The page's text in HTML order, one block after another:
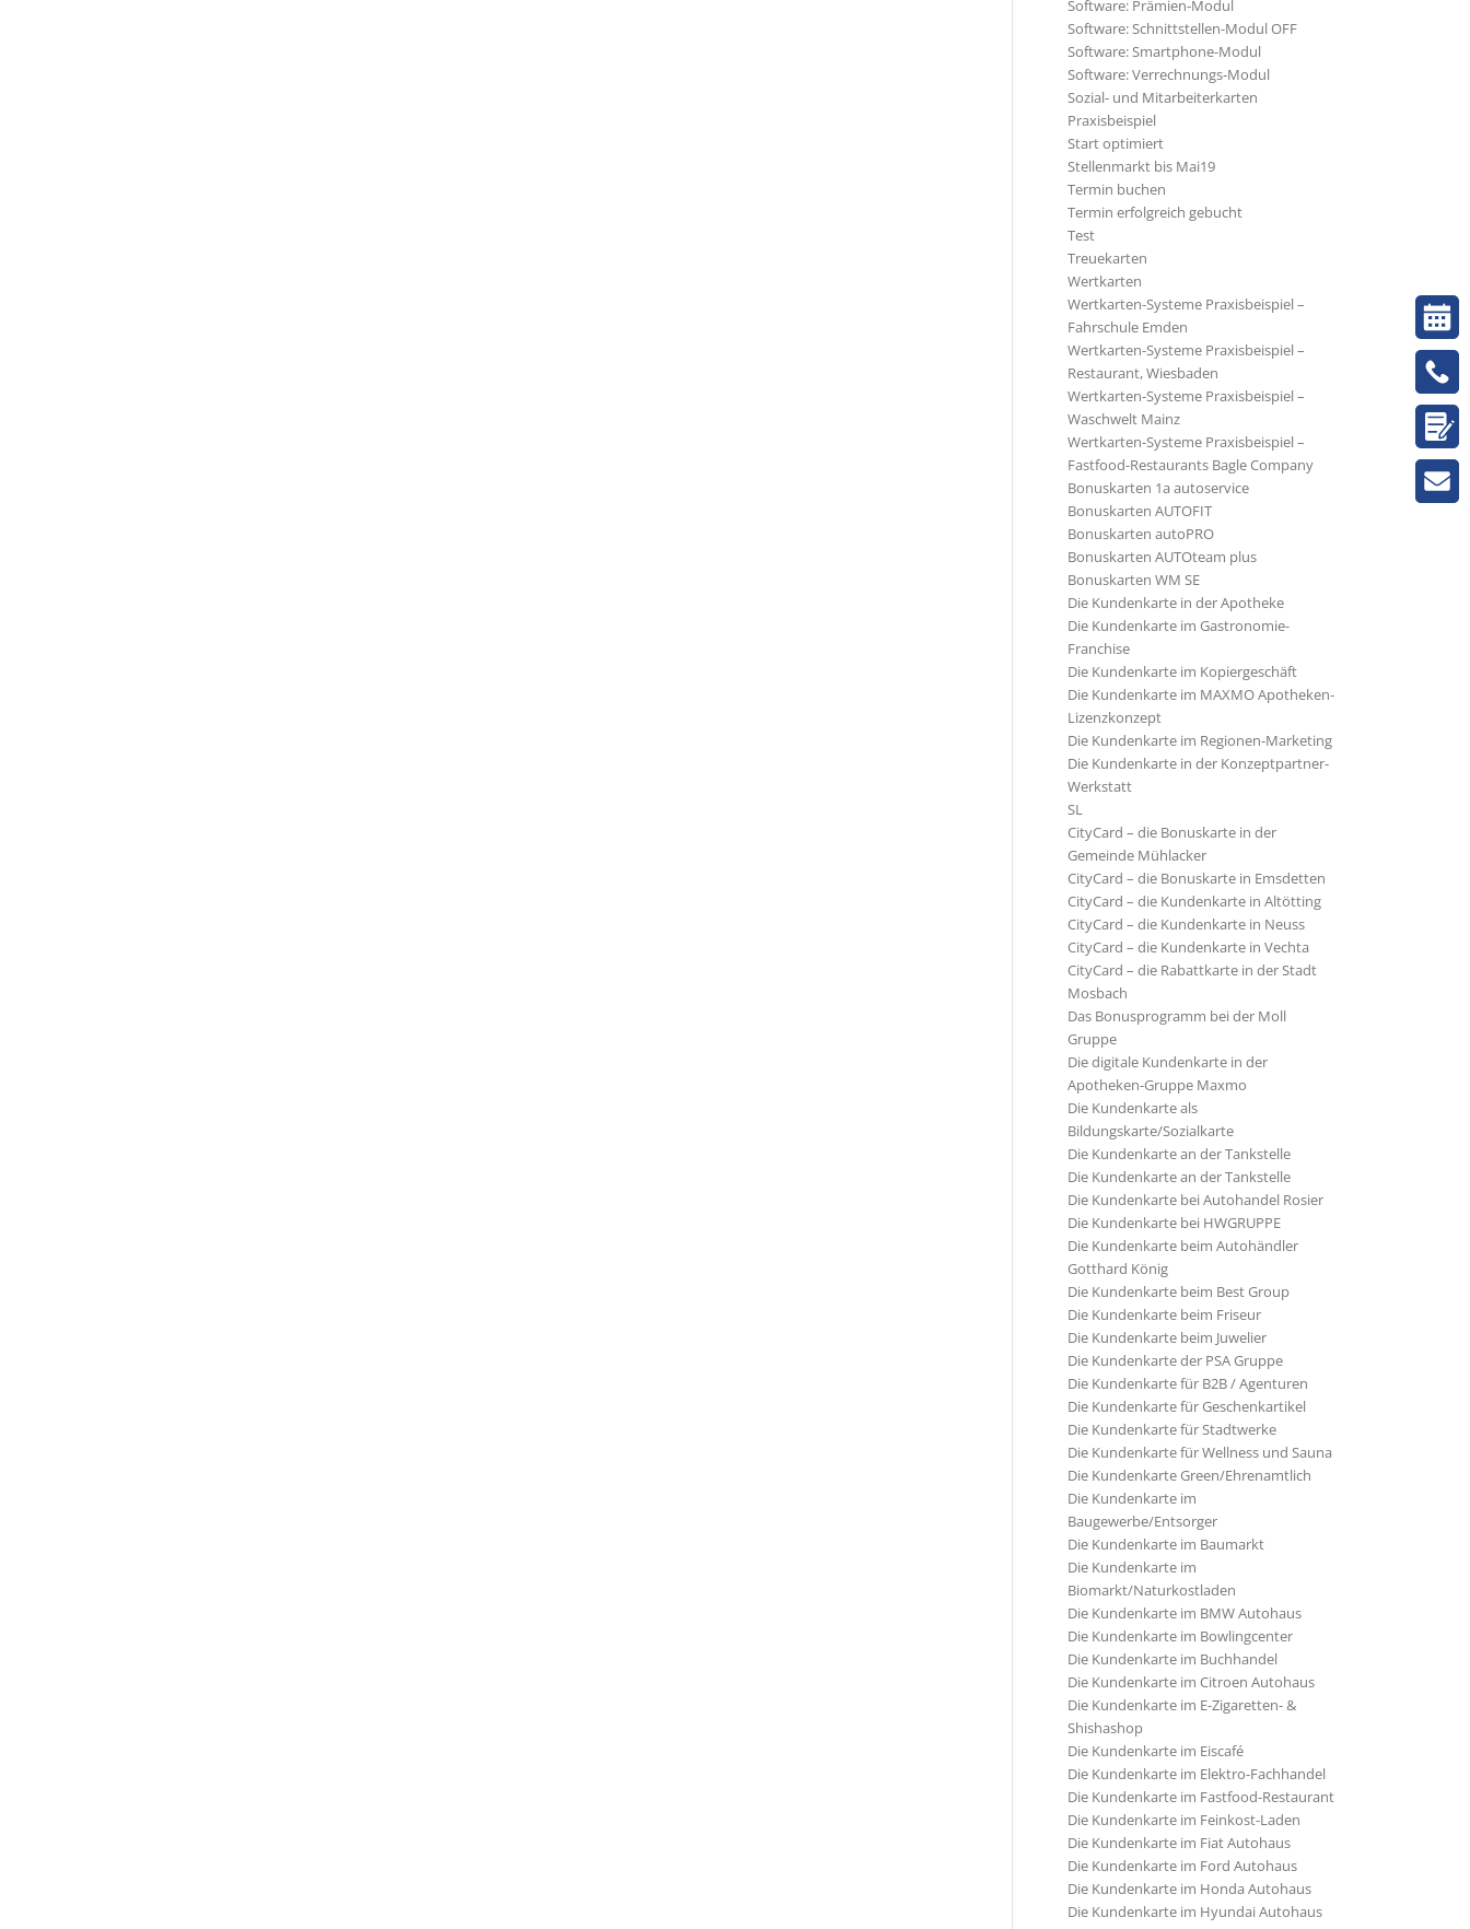
Software: Prämien-Modul
Software: Schnittstellen-Modul OFF
Software: Smartphone-Modul
Software: Verrechnungs-Modul
Sozial- und Mitarbeiterkarten
Praxisbeispiel
Start optimiert
Stellenmarkt bis Mai19
Termin buchen
Termin erfolgreich gebucht
Test
Treuekarten
Wertkarten
Wertkarten-Systeme Praxisbeispiel –
Fahrschule Emden
Wertkarten-Systeme Praxisbeispiel –
Restaurant, Wiesbaden
Wertkarten-Systeme Praxisbeispiel –
Waschwelt Mainz
Wertkarten-Systeme Praxisbeispiel –
Fastfood-Restaurants Bagle Company
Bonuskarten 1a autoservice
Bonuskarten AUTOFIT
Bonuskarten autoPRO
Bonuskarten AUTOteam plus
Bonuskarten WM SE
Die Kundenkarte in der Apotheke
Die Kundenkarte im Gastronomie-
Franchise
Die Kundenkarte im Kopiergeschäft
Die Kundenkarte im MAXMO Apotheken-
Lizenzkonzept
Die Kundenkarte im Regionen-Marketing
Die Kundenkarte in der Konzeptpartner-
Werkstatt
SL
CityCard – die Bonuskarte in der
Gemeinde Mühlacker
CityCard – die Bonuskarte in Emsdetten
CityCard – die Kundenkarte in Altötting
CityCard – die Kundenkarte in Neuss
CityCard – die Kundenkarte in Vechta
CityCard – die Rabattkarte in der Stadt
Mosbach
Das Bonusprogramm bei der Moll
Gruppe
Die digitale Kundenkarte in der
Apotheken-Gruppe Maxmo
Die Kundenkarte als
Bildungskarte/Sozialkarte
Die Kundenkarte an der Tankstelle
Die Kundenkarte an der Tankstelle
Die Kundenkarte bei Autohandel Rosier
Die Kundenkarte bei HWGRUPPE
Die Kundenkarte beim Autohändler
Gotthard König
Die Kundenkarte beim Best Group
Die Kundenkarte beim Friseur
Die Kundenkarte beim Juwelier
Die Kundenkarte der PSA Gruppe
Die Kundenkarte für B2B / Agenturen
Die Kundenkarte für Geschenkartikel
Die Kundenkarte für Stadtwerke
Die Kundenkarte für Wellness und Sauna
Die Kundenkarte Green/Ehrenamtlich
Die Kundenkarte im
Baugewerbe/Entsorger
Die Kundenkarte im Baumarkt
Die Kundenkarte im
Biomarkt/Naturkostladen
Die Kundenkarte im BMW Autohaus
Die Kundenkarte im Bowlingcenter
Die Kundenkarte im Buchhandel
Die Kundenkarte im Citroen Autohaus
Die Kundenkarte im E-Zigaretten- &
Shishashop
Die Kundenkarte im Eiscafé
Die Kundenkarte im Elektro-Fachhandel
Die Kundenkarte im Fastfood-Restaurant
Die Kundenkarte im Feinkost-Laden
Die Kundenkarte im Fiat Autohaus
Die Kundenkarte im Ford Autohaus
Die Kundenkarte im Honda Autohaus
Die Kundenkarte im Hyundai Autohaus